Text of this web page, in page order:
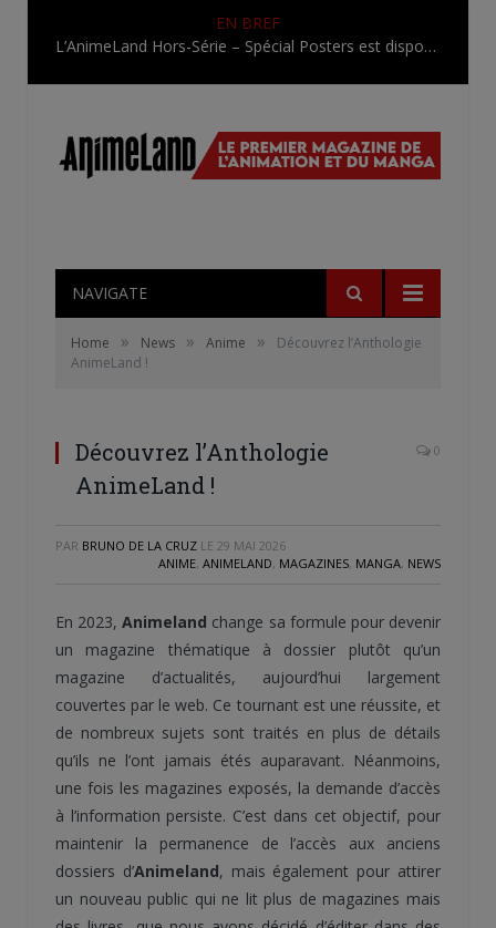
EN BREF
L’AnimeLand Hors-Série – Spécial Posters est disponible !
NAVIGATE
Home » News » Anime »
Découvrez l’Anthologie
AnimeLand !
Découvrez l’Anthologie
AnimeLand !
0
PAR BRUNO DE LA CRUZ LE 29 MAI 2026
ANIME, ANIMELAND, MAGAZINES, MANGA, NEWS
En 2023,Animeland change sa formule pour devenir
un magazine thématique à dossier plutôt qu’un
magazine d’actualités, aujourd’hui largement
couvertes par le web. Ce tournant est une réussite, et
de nombreux sujets sont traités en plus de détails
qu’ils ne l’ont jamais étés auparavant. Néanmoins,
une fois les magazines exposés, la demande d’accès
à l’information persiste. C’est dans cet objectif, pour
maintenir la permanence de l’accès aux anciens
dossiers d’Animeland, mais également pour attirer
un nouveau public qui ne lit plus de magazines mais